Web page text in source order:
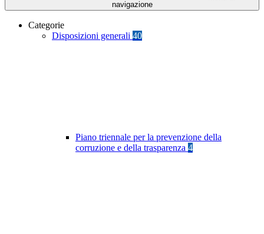
navigazione
Categorie
Disposizioni generali 40
Piano triennale per la prevenzione della
corruzione e della trasparenza 4